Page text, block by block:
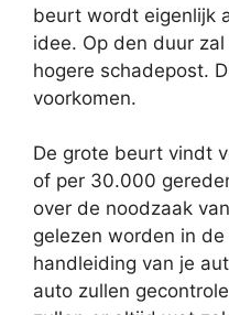
beurt wordt eigenlijk
idee. Op den duur
hogere schadepost.
voorkomen.
De grote beurt vindt
of per 30.000
over de noodzaak
gelezen worden in
handleiding van je
auto zullen